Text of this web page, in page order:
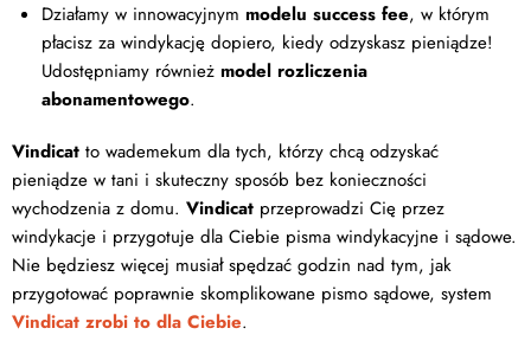
Działamy w innowacyjnym modelu success fee, w którym
płacisz za windykację dopiero, kiedy odzyskasz pieniądze!
Udostępniamy również model rozliczenia
abonamentowego.
Vindicat to wademekum dla tych, którzy chcą odzyskać
pieniądze w tani i skuteczny sposób bez konieczności
wychodzenia z domu. Vindicat przeprowadzi Cię przez
windykacje i przygotuje dla Ciebie pisma windykacyjne i sądowe.
Nie będziesz więcej musiał spędzać godzin nad tym, jak
przygotować poprawnie skomplikowane pismo sądowe, system
Vindicat zrobi to dla Ciebie.